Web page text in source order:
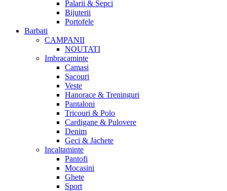
Palarii & Sepci
Bijuterii
Portofele
Barbati
CAMPANII
NOUTATI
Imbracaminte
Camasi
Sacouri
Veste
Hanorace & Treninguri
Pantaloni
Tricouri & Polo
Cardigane & Pulovere
Denim
Geci & Jachete
Incaltaminte
Pantofi
Mocasini
Ghete
Sport